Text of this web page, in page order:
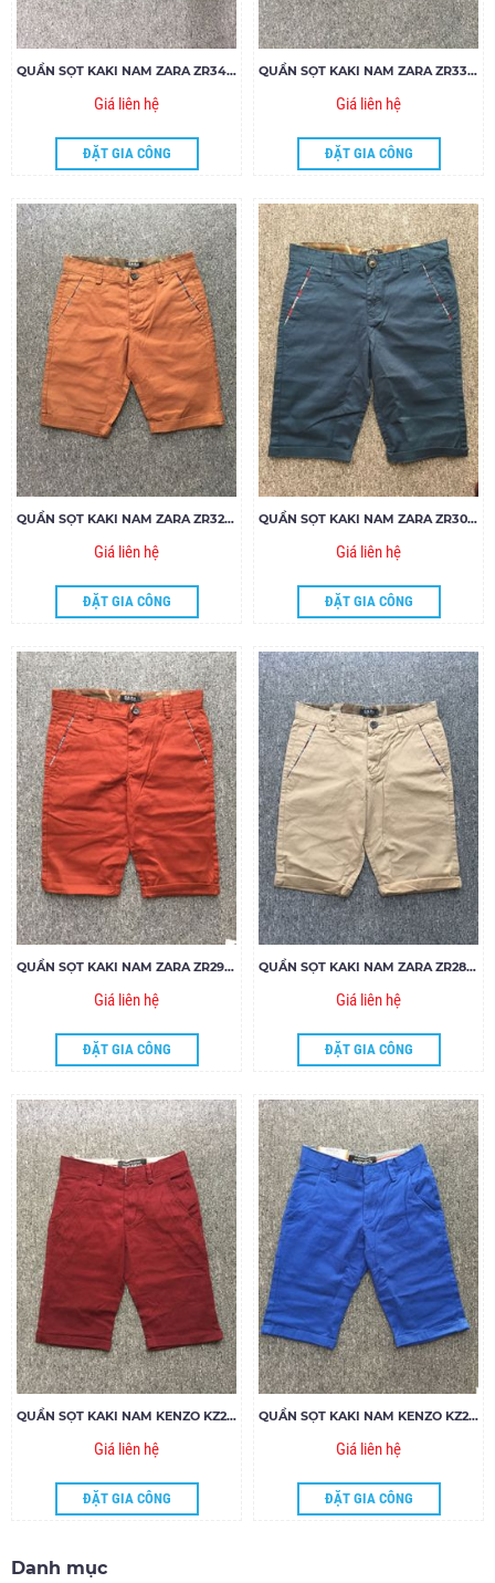
QUẦN SỌT KAKI NAM ZARA ZR34.85
Giá liên hệ
ĐẶT GIA CÔNG
QUẦN SỌT KAKI NAM ZARA ZR33.85
Giá liên hệ
ĐẶT GIA CÔNG
QUẦN SỌT KAKI NAM ZARA ZR32.85
Giá liên hệ
ĐẶT GIA CÔNG
QUẦN SỌT KAKI NAM ZARA ZR30.85
Giá liên hệ
ĐẶT GIA CÔNG
QUẦN SỌT KAKI NAM ZARA ZR29.85
Giá liên hệ
ĐẶT GIA CÔNG
QUẦN SỌT KAKI NAM ZARA ZR28.85
Giá liên hệ
ĐẶT GIA CÔNG
QUẦN SỌT KAKI NAM KENZO KZ27.85
Giá liên hệ
ĐẶT GIA CÔNG
QUẦN SỌT KAKI NAM KENZO KZ26.85
Giá liên hệ
ĐẶT GIA CÔNG
Danh mục